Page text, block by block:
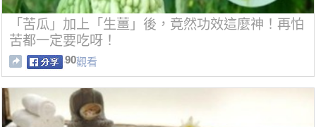
「苦瓜」加上「生薑」後，竟然功效這麼神！再怕
苦都一定要吃呀！
90觀看